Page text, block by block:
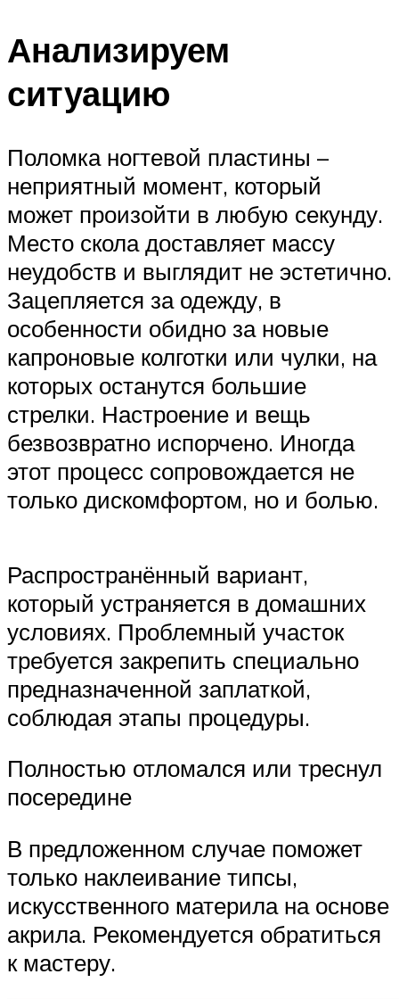
Анализируем
ситуацию
Поломка ногтевой пластины –
неприятный момент, который
может произойти в любую секунду.
Место скола доставляет массу
неудобств и выглядит не эстетично.
Зацепляется за одежду, в
особенности обидно за новые
капроновые колготки или чулки, на
которых останутся большие
стрелки. Настроение и вещь
безвозвратно испорчено. Иногда
этот процесс сопровождается не
только дискомфортом, но и болью.
Распространённый вариант,
который устраняется в домашних
условиях. Проблемный участок
требуется закрепить специально
предназначенной заплаткой,
соблюдая этапы процедуры.
Полностью отломался или треснул
посередине
В предложенном случае поможет
только наклеивание типсы,
искусственного материла на основе
акрила. Рекомендуется обратиться
к мастеру.